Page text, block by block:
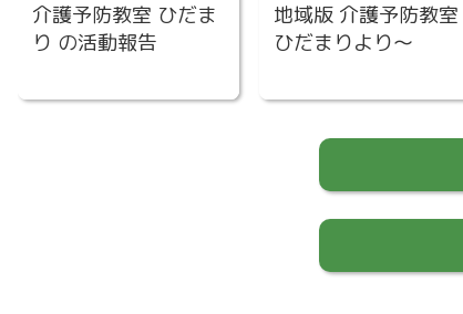
介護予防教室 ひだま
り の活動報告
地域版 介護予防教室
ひだまりより～